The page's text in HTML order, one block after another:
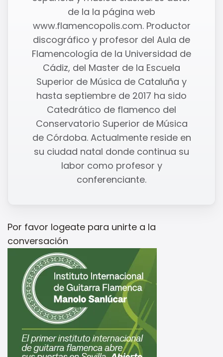
de la la página web
www.flamencopolis.com. Productor
discográfico y profesor del Aula de
Flamencología de la Universidad de
Cádiz, del Master de la Escuela
Superior de Música de Cataluña y
hasta septiembre de 2017 ha sido
Catedrático de flamenco del
Conservatorio Superior de Música
de Córdoba. Actualmente reside en
su ciudad natal donde continua su
labor como profesor y
conferenciante.
Por favor logeate para unirte a la
conversación